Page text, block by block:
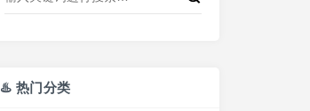
♨️ 热门分类